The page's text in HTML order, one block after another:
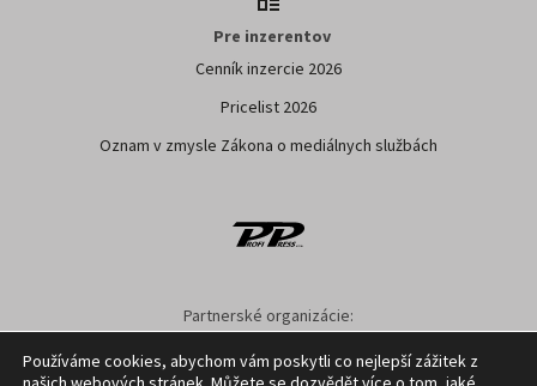
Pre inzerentov
Cenník inzercie 2026
Pricelist 2026
Oznam v zmysle Zákona o mediálnych službách
Partnerské organizácie:
Používáme cookies, abychom vám poskytli co nejlepší zážitek z